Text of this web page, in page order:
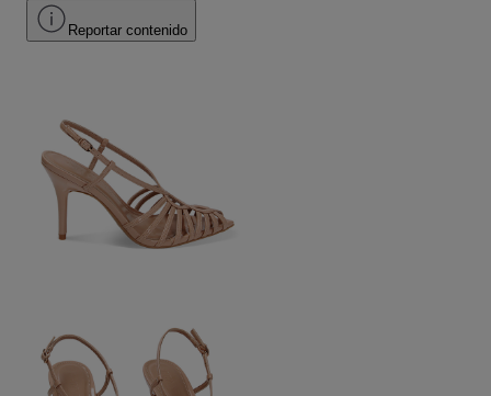
Reportar contenido